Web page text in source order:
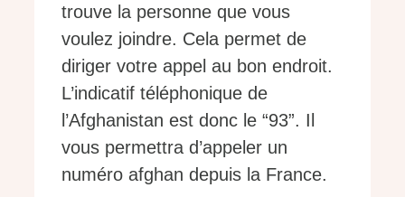
trouve la personne que vous
voulez joindre. Cela permet de
diriger votre appel au bon endroit.
L’indicatif téléphonique de
l’Afghanistan est donc le “93”. Il
vous permettra d’appeler un
numéro afghan depuis la France.